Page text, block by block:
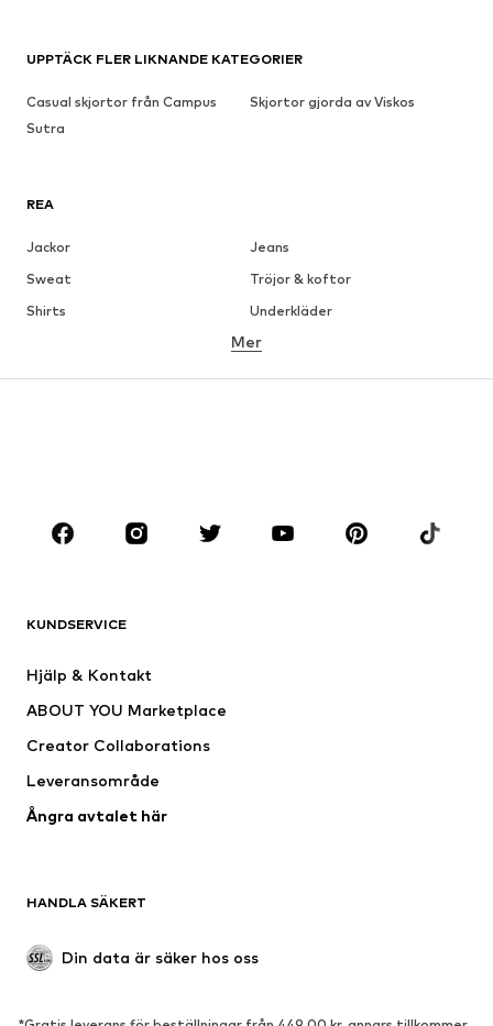
REA
Jackor
Jeans
Sweat
Tröjor & koftor
Shirts
Underkläder
Skjortor
Rockar
Kostymer & kavajer
KLÄDER
Jackor
Badkläder
Tillfällen
Upcycling
Nytt
Boots & stövlar
Lågskor
Mer
KUNDSERVICE
Hjälp & Kontakt
ABOUT YOU Marketplace
Creator Collaborations
Leveransområde
Ångra avtalet här
HANDLA SÄKERT
Din data är säker hos oss
UPPTÄCK FLER LIKNANDE KATEGORIER
Casual skjortor från Campus
Sutra
Skjortor gjorda av Viskos